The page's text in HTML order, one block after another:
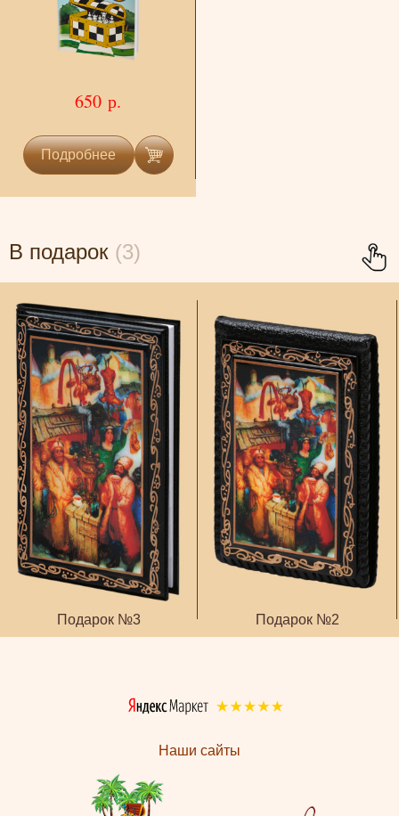
650 р.
Подробнее
В подарок (3)
Подарок №3 Подарок №2
Наши сайты